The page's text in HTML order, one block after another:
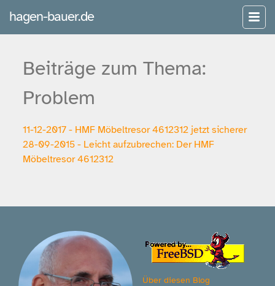
hagen-bauer.de
Beiträge zum Thema:
Problem
11-12-2017 - HMF Möbeltresor 4612312 jetzt sicherer
28-09-2015 - Leicht aufzubrechen: Der HMF
Möbeltresor 4612312
Über diesen Blog